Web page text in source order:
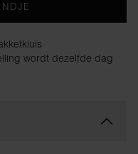
wordt dezelfde dag